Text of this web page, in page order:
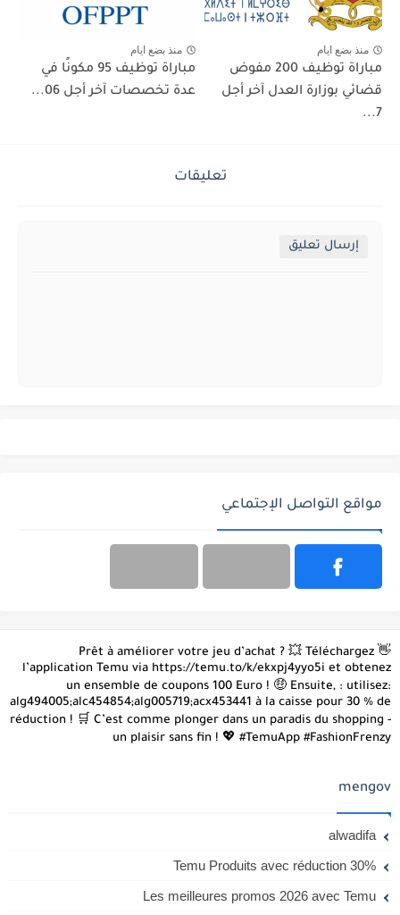
منذ بضع ايام
مباراة توظيف 200 مفوض
قضائي بوزارة العدل آخر أجل
7...
منذ بضع ايام
مباراة توظيف 95 مكونًا في
عدة تخصصات آخر أجل 06...
تعليقات
إرسال تعليق
مواقع التواصل الإجتماعي
👋 Prêt à améliorer votre jeu d’achat ? 💥 Téléchargez
l’application Temu via https://temu.to/k/ekxpj4yyo5i et obtenez
un ensemble de coupons 100 Euro ! 🤑 Ensuite, : utilisez:
alg494005;alc454854;alg005719;acx453441 à la caisse pour 30 % de
réduction ! 🛒 C’est comme plonger dans un paradis du shopping -
un plaisir sans fin ! 💖 #TemuApp #FashionFrenzy
mengov
alwadifa
Temu Produits avec réduction 30%
Les meilleures promos 2026 avec Temu